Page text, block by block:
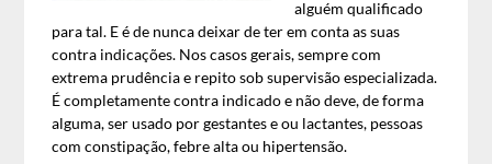
alguém qualificado
para tal. E é de nunca deixar de ter em conta as suas
contra indicações. Nos casos gerais, sempre com
extrema prudência e repito sob supervisão especializada.
É completamente contra indicado e não deve, de forma
alguma, ser usado por gestantes e ou lactantes, pessoas
com constipação, febre alta ou hipertensão.